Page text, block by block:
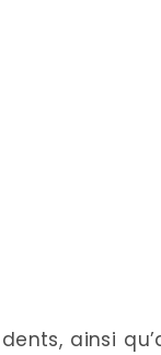
ainsi